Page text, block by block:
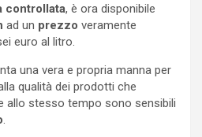
controllata, è ora disponibile
ad un prezzo veramente
euro al litro.
una vera e propria manna per
qualità dei prodotti che
allo stesso tempo sono sensibili
.